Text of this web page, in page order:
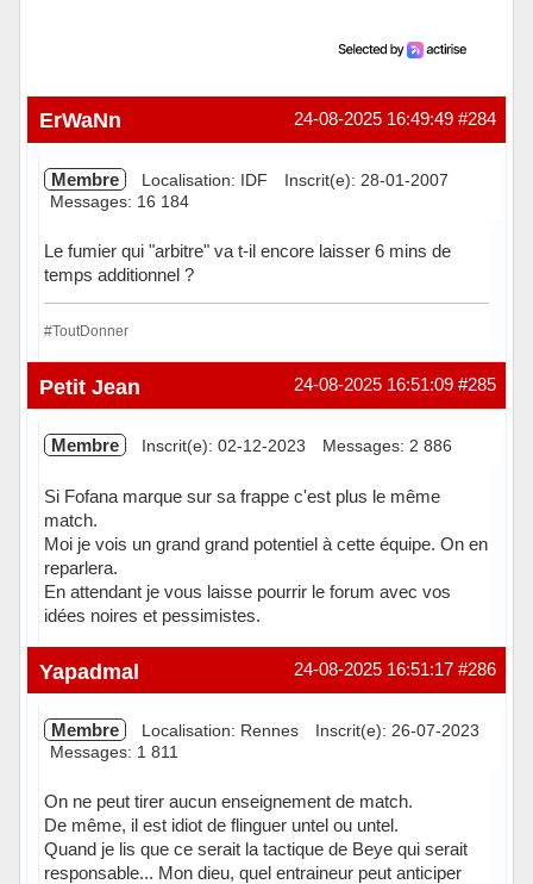
#284
24-08-2025 16:49:49
ErWaNn
Membre Localisation: IDF
Inscrit(e): 28-01-2007
Messages: 16 184
Le fumier qui "arbitre" va t-il encore laisser 6 mins de
temps additionnel ?
#ToutDonner
Hors ligne #285
24-08-2025 16:51:09
Petit Jean
Membre Inscrit(e): 02-12-2023 Messages: 2 886
Si Fofana marque sur sa frappe c'est plus le même
match.
Moi je vois un grand grand potentiel à cette équipe. On en
reparlera.
En attendant je vous laisse pourrir le forum avec vos
idées noires et pessimistes.
Hors ligne #286
24-08-2025 16:51:17
Yapadmal
Membre Localisation: Rennes
Inscrit(e): 26-07-2023
Messages: 1 811
On ne peut tirer aucun enseignement de match.
De même, il est idiot de flinguer untel ou untel.
Quand je lis que ce serait la tactique de Beye qui serait
responsable... Mon dieu, quel entraineur peut anticiper